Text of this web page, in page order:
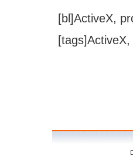
[bl]ActiveX,